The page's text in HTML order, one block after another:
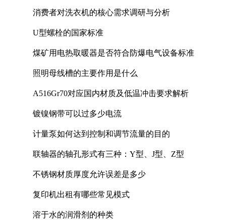
消费者对洗衣机的核心需求调研与分析
U型螺栓的国家标准
煤矿用电热取暖器是否符合防爆电气设备标准
照明母线槽的主要作用是什么
A516Gr70对应国内材质及低温冲击要求解析
镀镍钢带可以过多少电流
计量泵如何达到控制和调节流量的目的
联轴器的轴孔形式有三种：Y型、J型、Z型
不锈钢材质厚度允许误差是多少
复印机出租有哪些常见模式
溶于水的润滑剂的种类